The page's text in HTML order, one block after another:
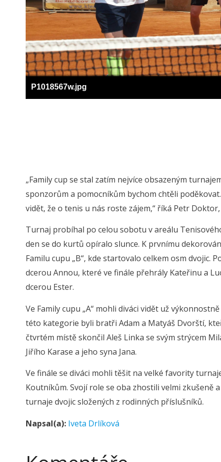
P1018567w.jpg
„Family cup se stal zatím nejvíce obsazeným
sponzorům a pomocníkům bychom chtěli
vidět, že o tenis u nás roste zájem,“ říká Petr
Turnaj probíhal po celou sobotu v areálu
den se do kurtů opíralo slunce. K prvnímu
Familu cupu „B“, kde startovalo celkem osm dvojic.
dcerou Annou, které ve finále přehrály Kateřinu a
dcerou Ester.
Ve Family cupu „A“ mohli diváci vidět už
této kategorie byli bratři Adam a Matyáš Dvorští,
čtvrtém místě skončil Aleš Linka se svým strýcem
Jiřího Karase a jeho syna Jana.
Ve finále se diváci mohli těšit na velké favority
Koutníkům. Svojí role se oba zhostili velmi
turnaje dvojic složených z rodinných příslušníků.
Napsal(a): Iveta Drlíková